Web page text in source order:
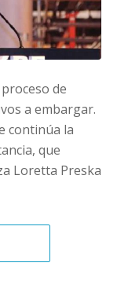
de
a embargar.
continúa la
que
Loretta Preska